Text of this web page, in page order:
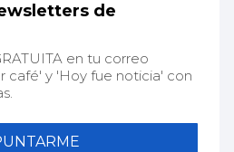
de
en tu correo
café' y 'Hoy fue noticia' con